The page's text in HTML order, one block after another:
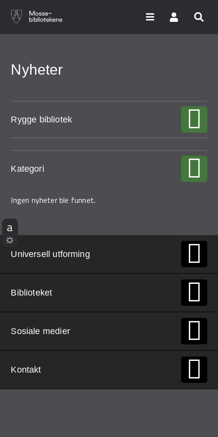
Arrangementer
Nyheter
Søk i våre databaser
hovedinnhold
Nyheter
Rygge bibliotek
Kategori
Ingen nyheter ble funnet.
Universell utforming
Biblioteket
Sosiale medier
Kontakt